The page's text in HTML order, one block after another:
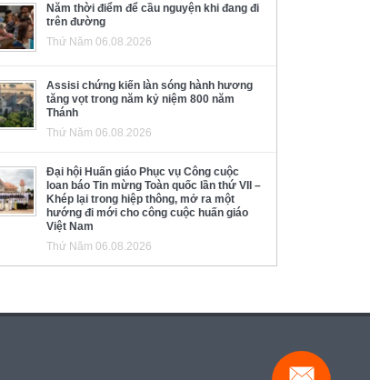
Năm thời điểm để cầu nguyện khi đang đi
trên đường
Thứ Năm 06.08.2026
Assisi chứng kiến làn sóng hành hương
tăng vọt trong năm kỷ niệm 800 năm
Thánh
Thứ Năm 06.08.2026
Đại hội Huấn giáo Phục vụ Công cuộc
loan báo Tin mừng Toàn quốc lần thứ VII –
Khép lại trong hiệp thông, mở ra một
hướng đi mới cho công cuộc huấn giáo
Việt Nam
Thứ Năm 06.08.2026